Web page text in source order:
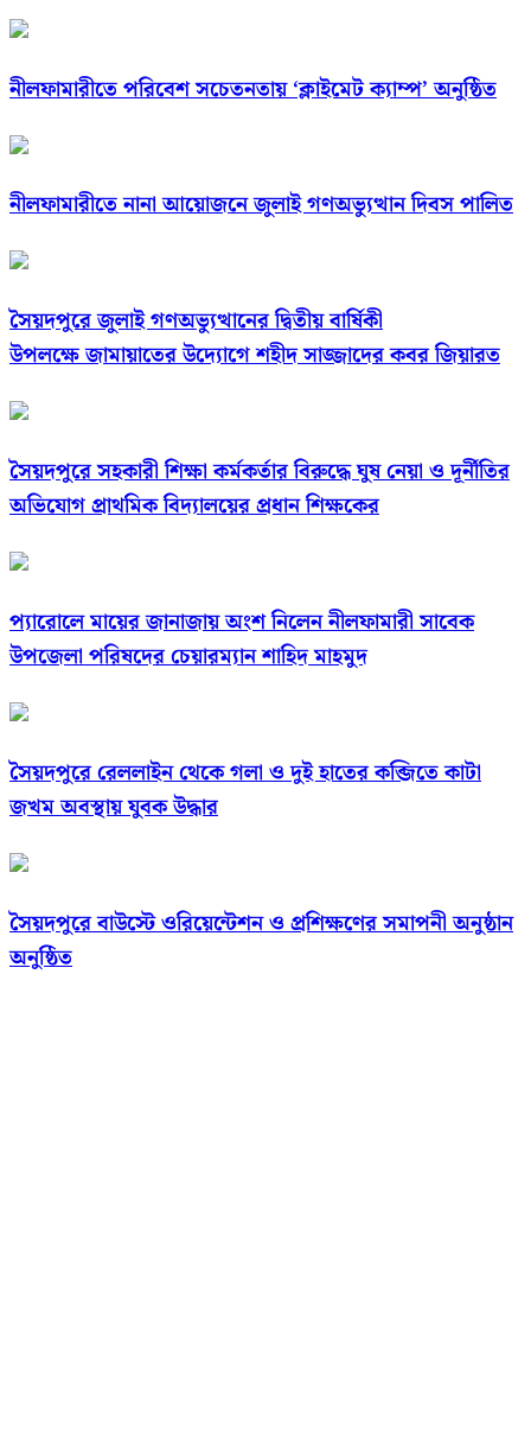
নীলফামারীতে পরিবেশ সচেতনতায় ‘ক্লাইমেট ক্যাম্প’ অনুষ্ঠিত
নীলফামারীতে নানা আয়োজনে জুলাই গণঅভ্যুত্থান দিবস পালিত
সৈয়দপুরে জুলাই গণঅভ্যুত্থানের দ্বিতীয় বার্ষিকী
উপলক্ষে জামায়াতের উদ্যোগে শহীদ সাজ্জাদের কবর জিয়ারত
সৈয়দপুরে সহকারী শিক্ষা কর্মকর্তার বিরুদ্ধে ঘুষ নেয়া ও দূর্নীতির
অভিযোগ প্রাথমিক বিদ্যালয়ের প্রধান শিক্ষকের
প্যারোলে মায়ের জানাজায় অংশ নিলেন নীলফামারী সাবেক
উপজেলা পরিষদের চেয়ারম্যান শাহিদ মাহমুদ
সৈয়দপুরে রেললাইন থেকে গলা ও দুই হাতের কব্জিতে কাটা
জখম অবস্থায় যুবক উদ্ধার
সৈয়দপুরে বাউস্টে ওরিয়েন্টেশন ও প্রশিক্ষণের সমাপনী অনুষ্ঠান
অনুষ্ঠিত